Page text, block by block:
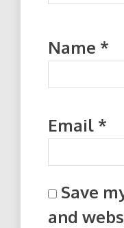
Name *
Email *
Save
and